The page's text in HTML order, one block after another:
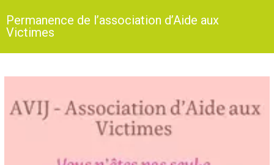
Permanence de l’association d’Aide aux
Victimes